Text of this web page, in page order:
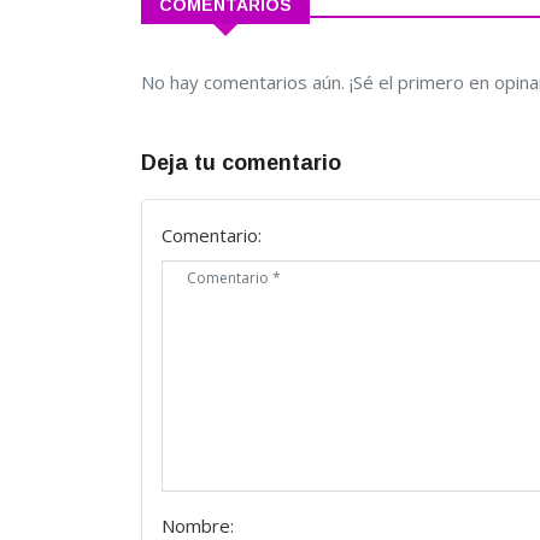
COMENTARIOS
No hay comentarios aún. ¡Sé el primero en
Deja tu comentario
Comentario:
Nombre: